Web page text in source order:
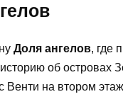
Доля ангелов, где
об островах
Венти на втором